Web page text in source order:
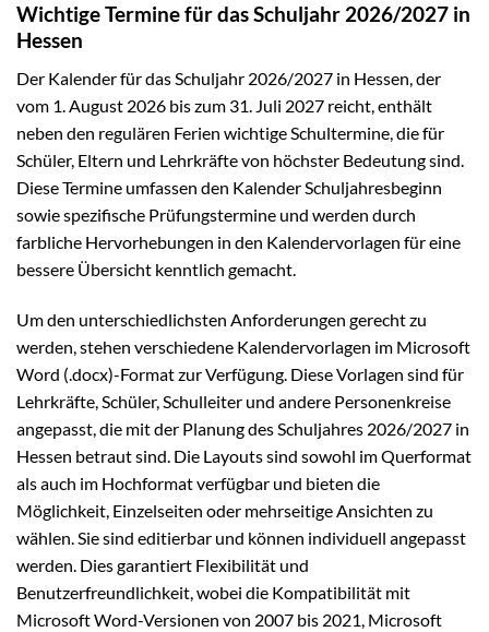
Wichtige Termine für das Schuljahr 2026/2027 in
Hessen
Der Kalender für das Schuljahr 2026/2027 in Hessen, der
vom 1. August 2026 bis zum 31. Juli 2027 reicht, enthält
neben den regulären Ferien wichtige Schultermine, die für
Schüler, Eltern und Lehrkräfte von höchster Bedeutung sind.
Diese Termine umfassen den Kalender Schuljahresbeginn
sowie spezifische Prüfungstermine und werden durch
farbliche Hervorhebungen in den Kalendervorlagen für eine
bessere Übersicht kenntlich gemacht.
Um den unterschiedlichsten Anforderungen gerecht zu
werden, stehen verschiedene Kalendervorlagen im Microsoft
Word (.docx)-Format zur Verfügung. Diese Vorlagen sind für
Lehrkräfte, Schüler, Schulleiter und andere Personenkreise
angepasst, die mit der Planung des Schuljahres 2026/2027 in
Hessen betraut sind. Die Layouts sind sowohl im Querformat
als auch im Hochformat verfügbar und bieten die
Möglichkeit, Einzelseiten oder mehrseitige Ansichten zu
wählen. Sie sind editierbar und können individuell angepasst
werden. Dies garantiert Flexibilität und
Benutzerfreundlichkeit, wobei die Kompatibilität mit
Microsoft Word-Versionen von 2007 bis 2021, Microsoft